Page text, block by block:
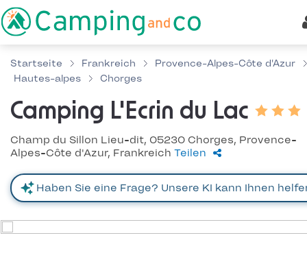
Startseite Frankreich
Provence-Alpes-Côte d'Azur
Hautes-alpes
Chorges
Camping L'Ecrin du Lac
Champ du Sillon Lieu-dit, 05230 Chorges, Provence-
Alpes-Côte d'Azur, Frankreich Teilen